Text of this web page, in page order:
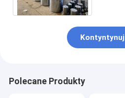
Kontyntynuj
Polecane Produkty